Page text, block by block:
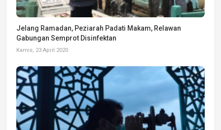
Jelang Ramadan, Peziarah Padati Makam, Relawan
Gabungan Semprot Disinfektan
Kamis, 23 April 2020